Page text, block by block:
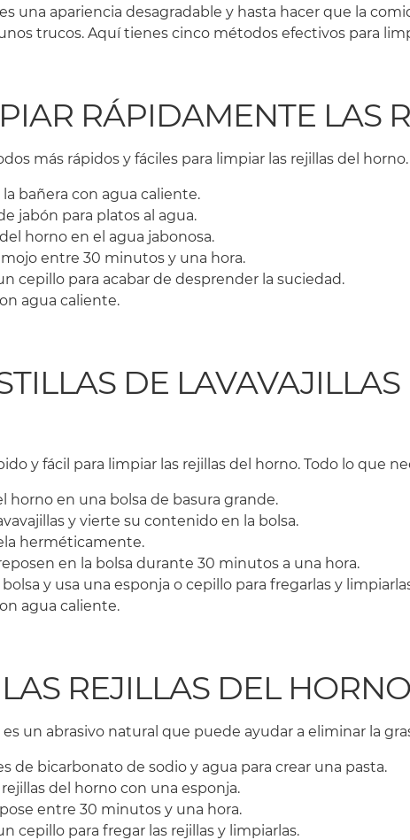
una apariencia desagradable y hasta hacer que la
trucos. Aquí tienes cinco métodos efectivos para
RÁPIDAMENTE LAS
más rápidos y fáciles para limpiar las rejillas del
bañera con agua caliente.
jabón para platos al agua.
horno en el agua jabonosa.
entre 30 minutos y una hora.
cepillo para acabar de desprender la suciedad.
agua caliente.
DE
y fácil para limpiar las rejillas del horno. Todo lo que
horno en una bolsa de basura grande.
y vierte su contenido en la bolsa.
herméticamente.
en la bolsa durante 30 minutos a una hora.
bolsa y usa una esponja o cepillo para fregarlas y
agua caliente.
REJILLAS DEL
un abrasivo natural que puede ayudar a eliminar la
de bicarbonato de sodio y agua para crear una pasta.
del horno con una esponja.
entre 30 minutos y una hora.
cepillo para fregar las rejillas y limpiarlas.